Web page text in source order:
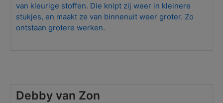
van kleurige stoffen. Die knipt zij weer in kleinere
stukjes, en maakt ze van binnenuit weer groter. Zo
ontstaan grotere werken.
Debby van Zon